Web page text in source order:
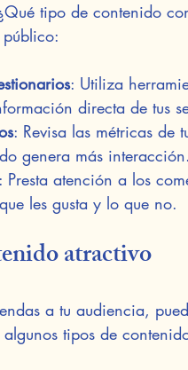
tipo de contenido
: Utiliza
directa de tus
: Revisa las métricas de
genera más interacción.
: Presta atención a los
les gusta y lo que no.
atractivo
a tu audiencia,
tipos de